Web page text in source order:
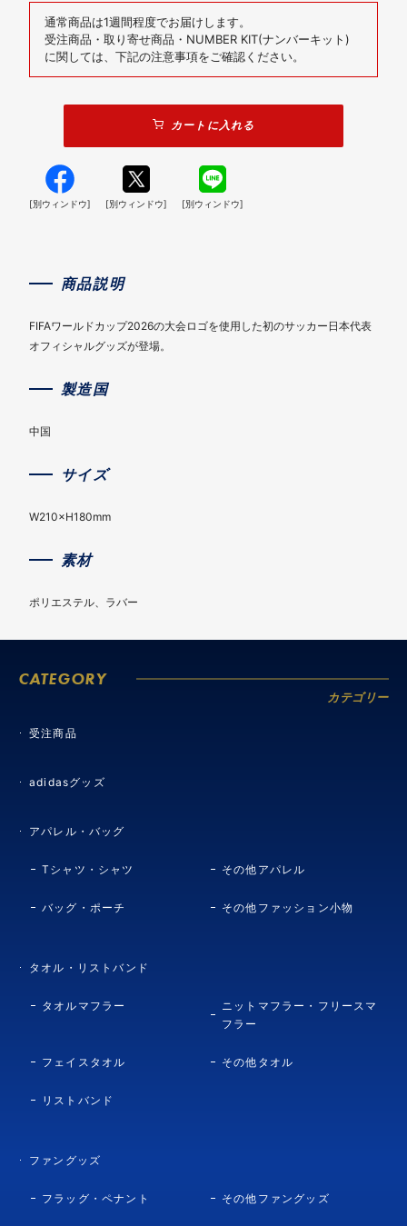
通常商品は1週間程度でお届けします。
受注商品・取り寄せ商品・NUMBER KIT(ナンバーキット)
に関しては、下記の注意事項をご確認ください。
カートに入れる
[別ウィンドウ] [別ウィンドウ] [別ウィンドウ]
商品説明
FIFAワールドカップ2026の大会ロゴを使用した初のサッカー日本代表
オフィシャルグッズが登場。
製造国
中国
サイズ
W210×H180mm
素材
ポリエステル、ラバー
CATEGORY
カテゴリー
受注商品
adidasグッズ
アパレル・バッグ
Tシャツ・シャツ その他アパレル
バッグ・ポーチ その他ファッション小物
タオル・リストバンド
タオルマフラー
ニットマフラー・フリースマ
フラー
フェイスタオル その他タオル
リストバンド
ファングッズ
フラッグ・ペナント その他ファングッズ